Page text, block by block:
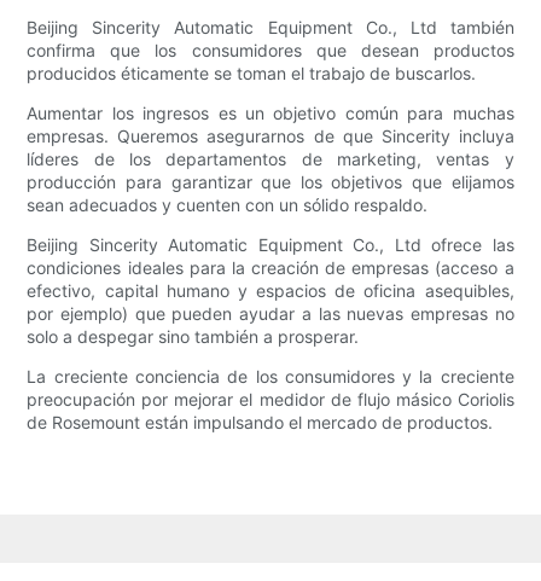
Beijing Sincerity Automatic Equipment Co., Ltd también
confirma que los consumidores que desean productos
producidos éticamente se toman el trabajo de buscarlos.
Aumentar los ingresos es un objetivo común para muchas
empresas. Queremos asegurarnos de que Sincerity incluya
líderes de los departamentos de marketing, ventas y
producción para garantizar que los objetivos que elijamos
sean adecuados y cuenten con un sólido respaldo.
Beijing Sincerity Automatic Equipment Co., Ltd ofrece las
condiciones ideales para la creación de empresas (acceso a
efectivo, capital humano y espacios de oficina asequibles,
por ejemplo) que pueden ayudar a las nuevas empresas no
solo a despegar sino también a prosperar.
La creciente conciencia de los consumidores y la creciente
preocupación por mejorar el medidor de flujo másico Coriolis
de Rosemount están impulsando el mercado de productos.